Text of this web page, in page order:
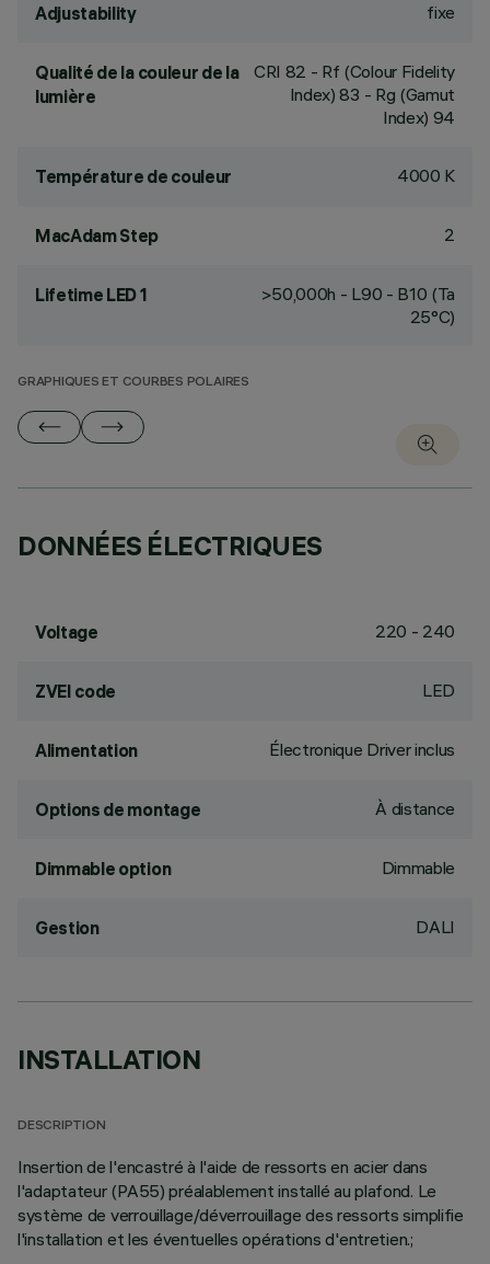
Adjustability fixe
Qualité de la couleur de la
lumière
CRI 82 - Rf (Colour Fidelity
Index) 83 - Rg (Gamut
Index) 94
Température de couleur 4000 K
MacAdam Step 2
Lifetime LED 1
>50,000h - L90 - B10 (Ta
25°C)
GRAPHIQUES ET COURBES POLAIRES
DONNÉES ÉLECTRIQUES
Voltage 220 - 240
ZVEI code LED
Alimentation Électronique Driver inclus
Options de montage À distance
Dimmable option Dimmable
Gestion DALI
INSTALLATION
DESCRIPTION
Insertion de l'encastré à l'aide de ressorts en acier dans
l'adaptateur (PA55) préalablement installé au plafond. Le
système de verrouillage/déverrouillage des ressorts simplifie
l'installation et les éventuelles opérations d'entretien.;